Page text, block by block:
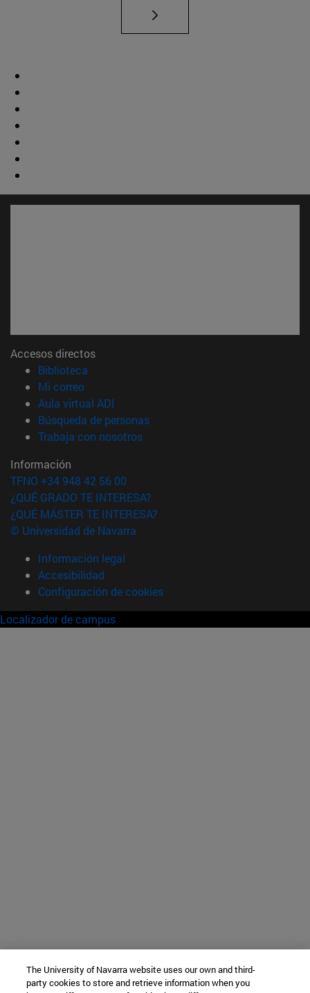
Accesos directos
Biblioteca
Mi correo(abre en nueva ventana)
Aula virtual ADI
Búsqueda de personas(abre en nueva ventana)
Trabaja con nosotros(abre en nueva ventana)
Información
TFNO +34 948 42 56 00
¿QUÉ GRADO TE INTERESA?
¿QUÉ MÁSTER TE INTERESA?
© Universidad de Navarra
Información legal
Accesibilidad
Configuración de cookies
Localizador de campus
The University of Navarra website uses our own and third-
party cookies to store and retrieve information when you